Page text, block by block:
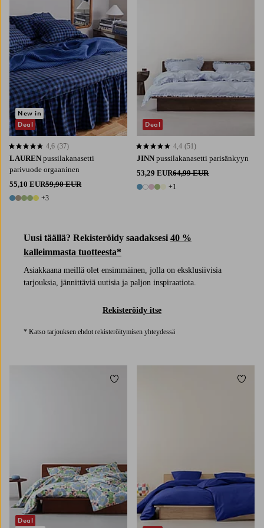
LAUREN pussilakanasetti
parivuode orgaaninen
55,10 EUR59,90 EUR
8 värejä
+3
4,6 perustuen 37 arvosanaan
4,6 (37)
New in
Deal
Uusi täällä? Rekisteröidy saadaksesi 40 %
kalleimmasta tuotteesta*
Asiakkaana meillä olet ensimmäinen, jolla on eksklusiivisia
tarjouksia, jännittäviä uutisia ja paljon inspiraatiota.
Rekisteröidy itse
* Katso tarjouksen ehdot rekisteröitymisen yhteydessä
JINN pussilakanasetti parisänkyyn
53,29 EUR64,99 EUR
6 värejä
+1
4,4 perustuen 51 arvosanaan
4,4 (51)
Deal
Deal
Lisää suosikkeihin Lisää